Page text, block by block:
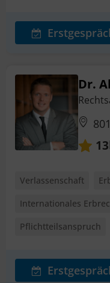
Dr.
13
Verlassenschaft
Internationales
Pflichtteilsanspruch